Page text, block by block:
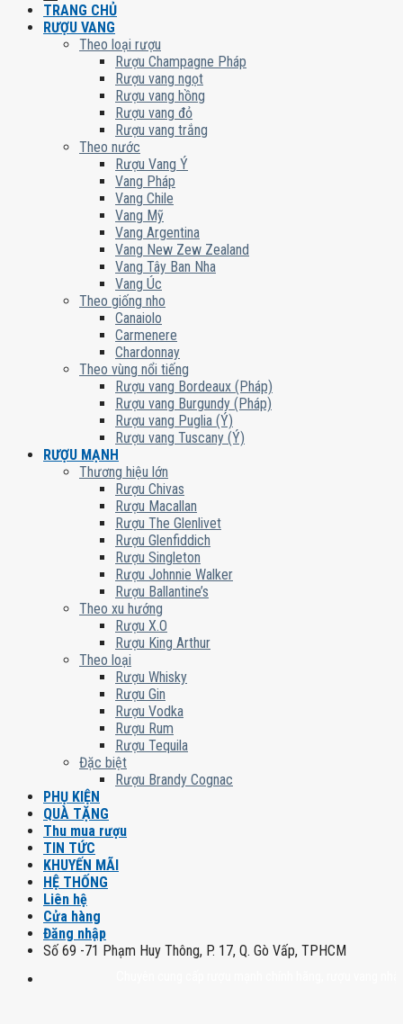
TRANG CHỦ
RƯỢU VANG
Theo loại rượu
Rượu Champagne Pháp
Rượu vang ngọt
Rượu vang hồng
Rượu vang đỏ
Rượu vang trắng
Theo nước
Rượu Vang Ý
Vang Pháp
Vang Chile
Vang Mỹ
Vang Argentina
Vang New Zew Zealand
Vang Tây Ban Nha
Vang Úc
Theo giống nho
Canaiolo
Carmenere
Chardonnay
Theo vùng nổi tiếng
Rượu vang Bordeaux (Pháp)
Rượu vang Burgundy (Pháp)
Rượu vang Puglia (Ý)
Rượu vang Tuscany (Ý)
RƯỢU MẠNH
Thương hiệu lớn
Rượu Chivas
Rượu Macallan
Rượu The Glenlivet
Rượu Glenfiddich
Rượu Singleton
Rượu Johnnie Walker
Rượu Ballantine’s
Theo xu hướng
Rượu X.O
Rượu King Arthur
Theo loại
Rượu Whisky
Rượu Gin
Rượu Vodka
Rượu Rum
Rượu Tequila
Đặc biệt
Rượu Brandy Cognac
PHỤ KIỆN
QUÀ TẶNG
Thu mua rượu
TIN TỨC
KHUYẾN MÃI
HỆ THỐNG
Liên hệ
Cửa hàng
Đăng nhập
Số 69 -71 Phạm Huy Thông, P. 17, Q. Gò Vấp, TPHCM